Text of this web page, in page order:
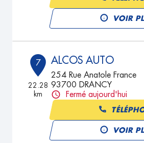
VOIR
7
22.28
km
ALCOS AUTO
254 Rue Anatole France
93700 DRANCY
Fermé aujourd'hui
VOIR